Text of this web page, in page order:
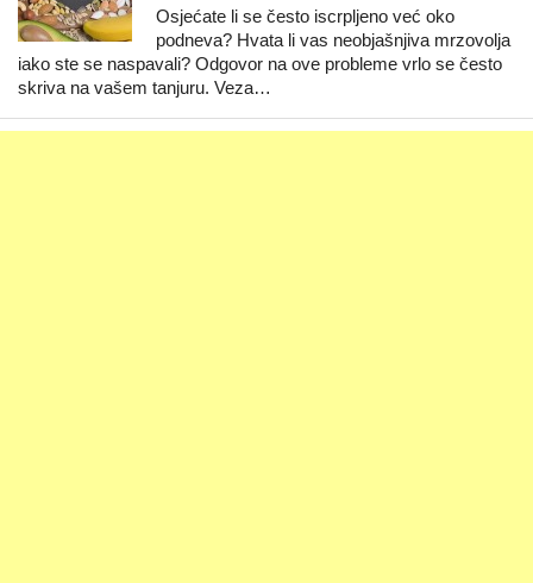
Osjećate li se često iscrpljeno već oko
podneva? Hvata li vas neobjašnjiva mrzovolja
iako ste se naspavali? Odgovor na ove probleme vrlo se često
skriva na vašem tanjuru. Veza…